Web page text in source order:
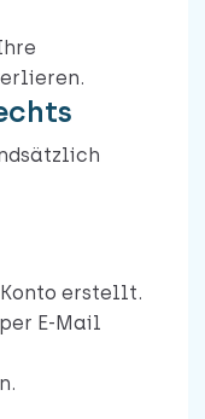
erstellt.
E-Mail